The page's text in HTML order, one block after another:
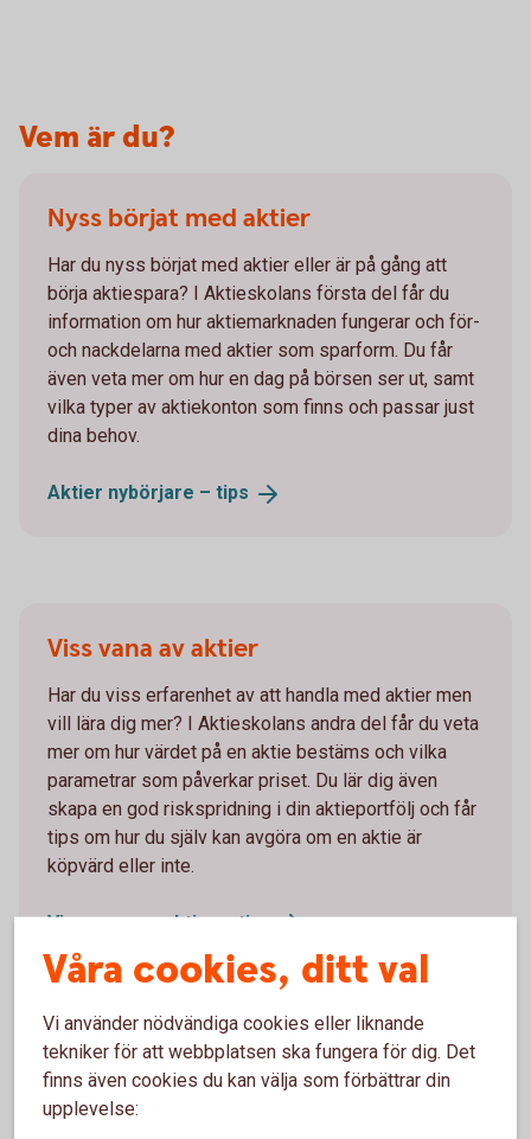
Vem är du?
Nyss börjat med aktier
Har du nyss börjat med aktier eller är på gång att
börja aktiespara? I Aktieskolans första del får du
information om hur aktiemarknaden fungerar och för-
och nackdelarna med aktier som sparform. Du får
även veta mer om hur en dag på börsen ser ut, samt
vilka typer av aktiekonton som finns och passar just
dina behov.
Aktier nybörjare – tips
Viss vana av aktier
Har du viss erfarenhet av att handla med aktier men
vill lära dig mer? I Aktieskolans andra del får du veta
mer om hur värdet på en aktie bestäms och vilka
parametrar som påverkar priset. Du lär dig även
skapa en god riskspridning i din aktieportfölj och får
tips om hur du själv kan avgöra om en aktie är
köpvärd eller inte.
Viss vana av aktier –tips
Van aktieplacerare
Har du hållit på länge med aktier? I Aktieskolans
Våra cookies, ditt val
Vi använder nödvändiga cookies eller liknande
tekniker för att webbplatsen ska fungera för dig. Det
finns även cookies du kan välja som förbättrar din
upplevelse: